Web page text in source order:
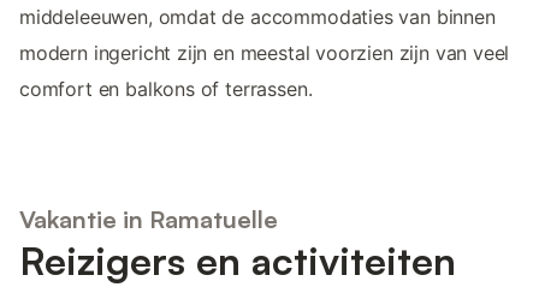
middeleeuwen, omdat de accommodaties van binnen
modern ingericht zijn en meestal voorzien zijn van veel
comfort en balkons of terrassen.
Vakantie in Ramatuelle
Reizigers en activiteiten